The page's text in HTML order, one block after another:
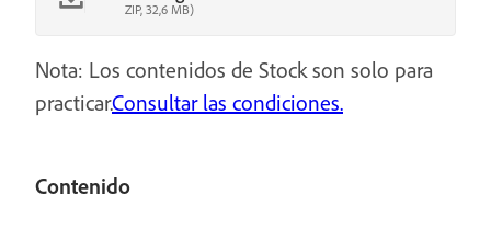
ZIP, 32,6 MB)
Nota: Los contenidos de Stock son solo para
practicar.Consultar las condiciones.
Contenido